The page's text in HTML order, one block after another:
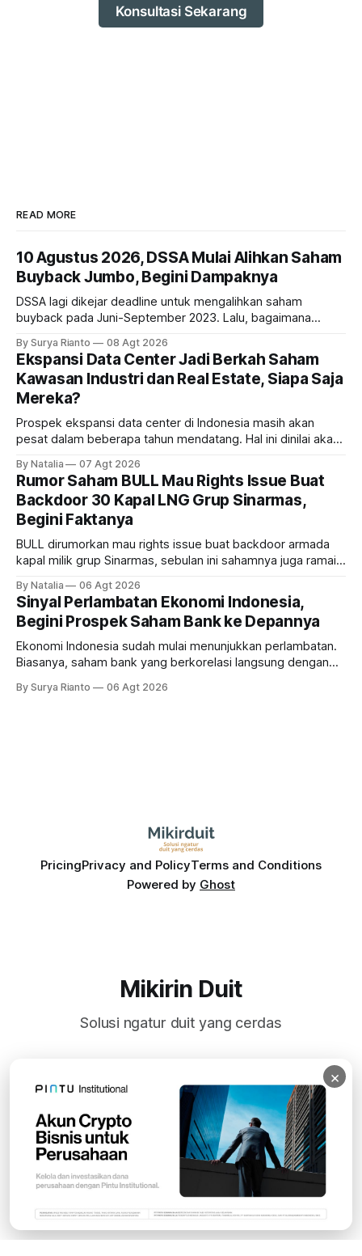
Konsultasi Sekarang
READ MORE
10 Agustus 2026, DSSA Mulai Alihkan Saham
Buyback Jumbo, Begini Dampaknya
DSSA lagi dikejar deadline untuk mengalihkan saham
buyback pada Juni-September 2023. Lalu, bagaimana
By Surya Rianto 08 Agt 2026
Ekspansi Data Center Jadi Berkah Saham
Kawasan Industri dan Real Estate, Siapa Saja
Mereka?
Prospek ekspansi data center di Indonesia masih akan
pesat dalam beberapa tahun mendatang. Hal ini dinilai akan
estate, ada siapa saja mereka?
By Natalia 07 Agt 2026
Rumor Saham BULL Mau Rights Issue Buat
Backdoor 30 Kapal LNG Grup Sinarmas,
Begini Faktanya
BULL dirumorkan mau rights issue buat backdoor armada
kapal milik grup Sinarmas, sebulan ini sahamnya juga ramai
masih menarik dilirik?
By Natalia 06 Agt 2026
Sinyal Perlambatan Ekonomi Indonesia,
Begini Prospek Saham Bank ke Depannya
Ekonomi Indonesia sudah mulai menunjukkan perlambatan.
Biasanya, saham bank yang berkorelasi langsung dengan
bank ke depannya?
By Surya Rianto 06 Agt 2026
PricingPrivacy and PolicyTerms and Conditions
Powered by Ghost
Mikirin Duit
Solusi ngatur duit yang cerdas
Subscribe
×